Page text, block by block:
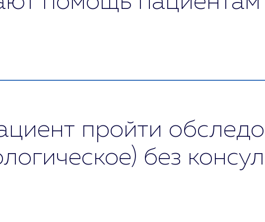
Очень важный нюанс – факторы, учитываемые в терапии
пройти
без